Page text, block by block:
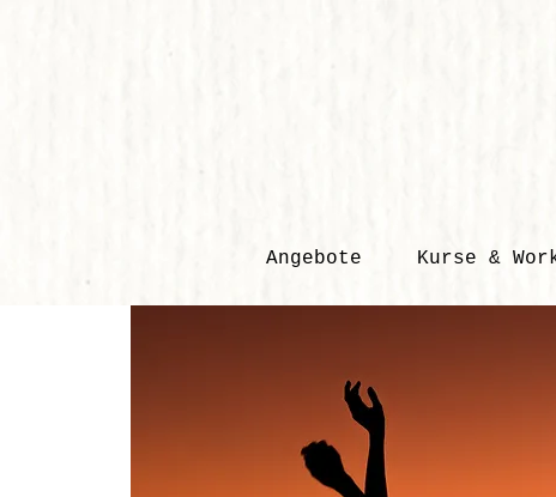
Angebote Kurse &